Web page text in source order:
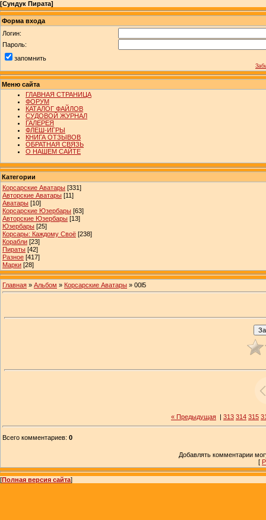
[Сундук Пирата]
Форма входа
Логин:
Пароль:
запомнить
Меню сайта
ГЛАВНАЯ СТРАНИЦА
ФОРУМ
КАТАЛОГ ФАЙЛОВ
СУДОВОЙ ЖУРНАЛ
ГАЛЕРЕЯ
ФЛЕШ-ИГРЫ
КНИГА ОТЗЫВОВ
ОБРАТНАЯ СВЯЗЬ
О НАШЕМ САЙТЕ
Категории
Корсарские Аватары [331]
Авторские Аватары [11]
Аватары [10]
Корсарские Юзербары [63]
Авторские Юзербары [13]
Юзербары [25]
Корсары: Каждому Своё [238]
Корабли [23]
Пираты [42]
Разное [417]
Марки [28]
Главная » Альбом » Корсарские Аватары » 00l5
« Предыдущая 313 314 315
Всего комментариев: 0
Добавлять комментарии
[
[Полная версия сайта]